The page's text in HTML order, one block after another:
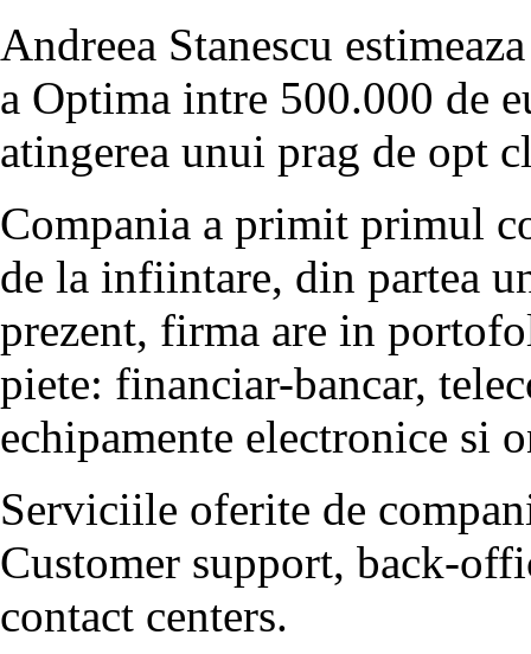
Andreea Stanescu
a Optima intre 500.000 de
atingerea unui prag de opt
Compania a primit primul
de la infiintare, din partea
prezent, firma are in
piete: financiar-bancar,
echipamente electronice si
Serviciile oferite de
Customer support, back-
contact centers.